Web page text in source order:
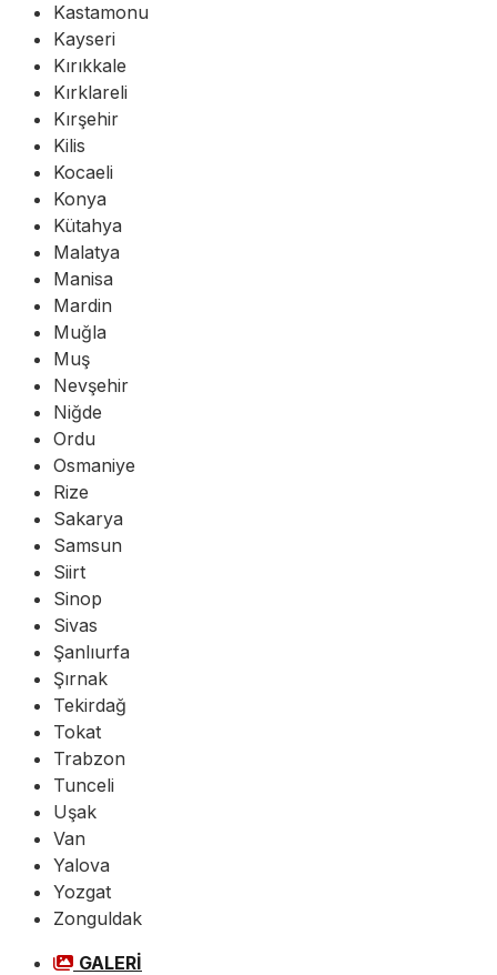
Kastamonu
Kayseri
Kırıkkale
Kırklareli
Kırşehir
Kilis
Kocaeli
Konya
Kütahya
Malatya
Manisa
Mardin
Muğla
Muş
Nevşehir
Niğde
Ordu
Osmaniye
Rize
Sakarya
Samsun
Siirt
Sinop
Sivas
Şanlıurfa
Şırnak
Tekirdağ
Tokat
Trabzon
Tunceli
Uşak
Van
Yalova
Yozgat
Zonguldak
GALERİ